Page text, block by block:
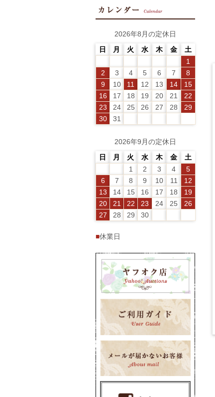
2026年8月の定休日
日
月 火 水 木 金
土
1
2
3 4 5 6 7
8
9
10 11 12 13 14
15
16
17 18 19 20 21
22
23
24 25 26 27 28
29
30
31
2026年9月の定休日
日
月 火 水 木 金
土
1
2 3 4
5
6
7 8 9 10 11
12
13
14 15 16 17 18
19
20
21 22 23 24 25
26
27
28 29 30
■休業日